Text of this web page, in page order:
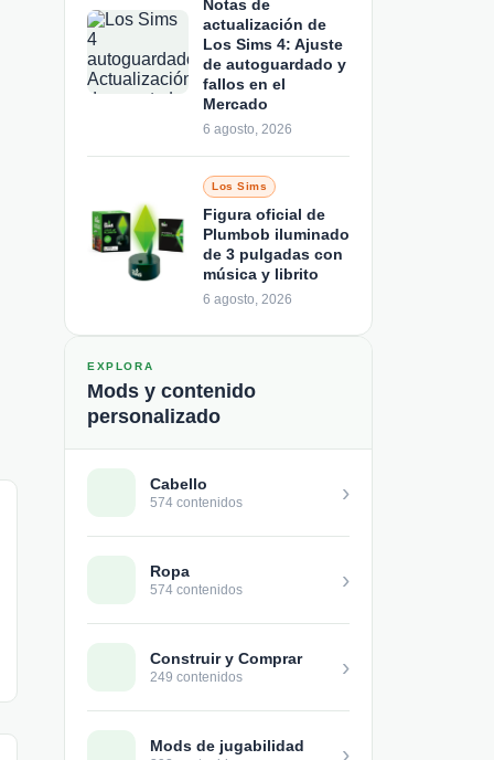
Notas de
actualización de
Los Sims 4: Ajuste
de autoguardado y
fallos en el
Mercado
6 agosto, 2026
Los Sims
Figura oficial de
Plumbob iluminado
de 3 pulgadas con
música y librito
6 agosto, 2026
EXPLORA
Mods y contenido
personalizado
Cabello
574 contenidos ›
Ropa
574 contenidos ›
Construir y Comprar
249 contenidos ›
Mods de jugabilidad ›